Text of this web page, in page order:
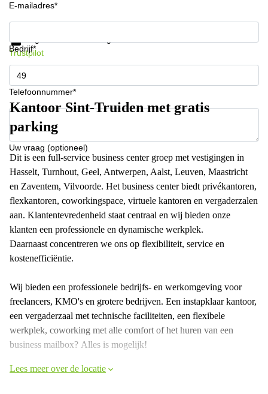
E-mailadres*
Bedrijf*
Telefoonnummer*
Uw vraag (optioneel)
Krijg informatie en prijzen
Trustpilot
Kantoor Sint-Truiden met gratis
parking
Dit is een full-service business center groep met vestigingen in
Hasselt, Turnhout, Geel, Antwerpen, Aalst, Leuven, Maastricht
en Zaventem, Vilvoorde. Het business center biedt privékantoren,
flexkantoren, coworkingspace, virtuele kantoren en vergaderzalen
aan. Klantentevredenheid staat centraal en wij bieden onze
klanten een professionele en dynamische werkplek.
Daarnaast concentreren we ons op flexibiliteit, service en
kostenefficiëntie.
Wij bieden een professionele bedrijfs- en werkomgeving voor
freelancers, KMO's en grotere bedrijven. Een instapklaar kantoor,
een vergaderzaal met technische faciliteiten, een flexibele
werkplek, coworking met alle comfort of het huren van een
business mailbox? Alles is mogelijk!
Lees meer over de locatie